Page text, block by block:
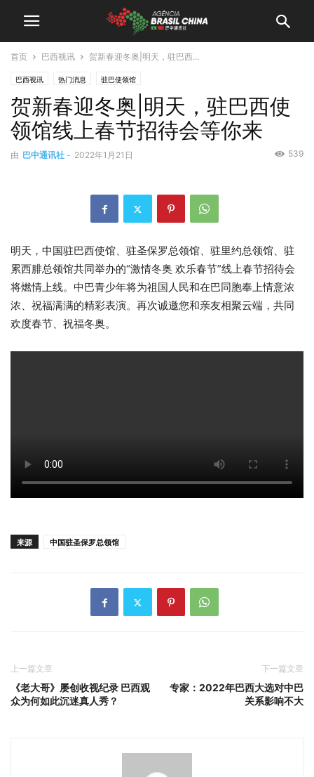
首页 巴西视讯 贺新春迎冬奥|明天，驻巴西...
巴西视讯 热门消息 驻巴使领馆
贺新春迎冬奥|明天，驻巴西使
领馆线上春节招待会等你来
由 巴中通讯社 - 2022年1月21日 539
明天，中国驻巴西使馆、驻圣保罗总领馆、驻里约总领馆、驻
累西腓总领馆共同举办的“激情冬奥 欢乐春节”线上春节招待会
将燃情上线。中巴青少年将为祖国人民和在巴同胞奉上情意浓
浓、祝福满满的精彩表演。再次诚邀您和亲友相聚云端，共同
欢度春节、祝福冬奥。
来源 中国驻圣保罗总领馆
上一篇文章
《老大哥》屡创收视纪录 巴西观
众为何如此沉迷真人秀？
下一篇文章
专家：2022年巴西大选对中巴
关系影响不大